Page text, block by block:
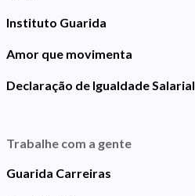
Instituto Guarida
Amor que movimenta
Declaração de Igualdade Salarial
Trabalhe com a gente
Guarida Carreiras